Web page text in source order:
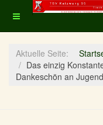
Aktuelle Seite:
Das einzig
Dankeschön an